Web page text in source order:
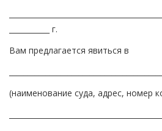
___________ г.
Вам предлагается явиться в
(наименование суда, адрес, номер